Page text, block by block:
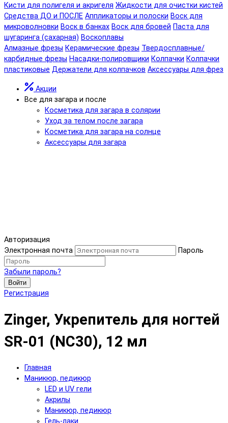
Кисти для полигеля и акригеля Жидкости для очистки кистей
Средства ДО и ПОСЛЕ Аппликаторы и полоски Воск для
микроволновки Воск в банках Воск для бровей Паста для
шугаринга (сахарная) Воскоплавы
Алмазные фрезы Керамические фрезы Твердосплавные/
карбидные фрезы Насадки-полировщики Колпачки Колпачки
пластиковые Держатели для колпачков Аксессуары для фрез
Акции
Все для загара и после
Косметика для загара в солярии
Уход за телом после загара
Косметика для загара на солнце
Аксессуары для загара
Авторизация
Электронная почта
Пароль
Забыли пароль?
Войти
Регистрация
Zinger, Укрепитель для ногтей
SR-01 (NC30), 12 мл
Главная
Маникюр, педикюр
LED и UV гели
Акрилы
Маникюр, педикюр
Гель-лаки